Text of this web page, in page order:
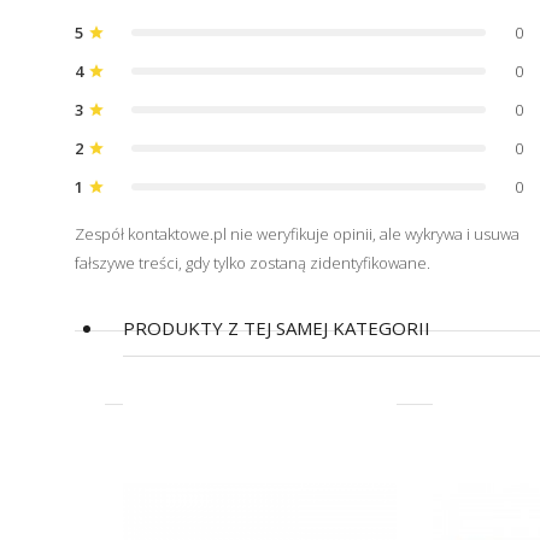
5 star
0
4 star
0
3 star
0
2 star
0
1 star 0
Zespół kontaktowe.pl nie weryfikuje opinii, ale wykrywa i usuwa
fałszywe treści, gdy tylko zostaną zidentyfikowane.
PRODUKTY Z TEJ SAMEJ KATEGORII